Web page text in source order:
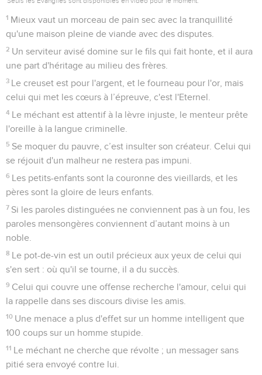
1 Mieux vaut un morceau de pain sec avec la tranquillité
qu'une maison pleine de viande avec des disputes.
2 Un serviteur avisé domine sur le fils qui fait honte, et il aura
une part d'héritage au milieu des frères.
3 Le creuset est pour l'argent, et le fourneau pour l'or, mais
celui qui met les cœurs à l’épreuve, c'est l'Eternel.
4 Le méchant est attentif à la lèvre injuste, le menteur prête
l'oreille à la langue criminelle.
5 Se moquer du pauvre, c’est insulter son créateur. Celui qui
se réjouit d'un malheur ne restera pas impuni.
6 Les petits-enfants sont la couronne des vieillards, et les
pères sont la gloire de leurs enfants.
7 Si les paroles distinguées ne conviennent pas à un fou, les
paroles mensongères conviennent d’autant moins à un
noble.
8 Le pot-de-vin est un outil précieux aux yeux de celui qui
s'en sert : où qu'il se tourne, il a du succès.
9 Celui qui couvre une offense recherche l'amour, celui qui
la rappelle dans ses discours divise les amis.
10 Une menace a plus d'effet sur un homme intelligent que
100 coups sur un homme stupide.
11 Le méchant ne cherche que révolte ; un messager sans
pitié sera envoyé contre lui.